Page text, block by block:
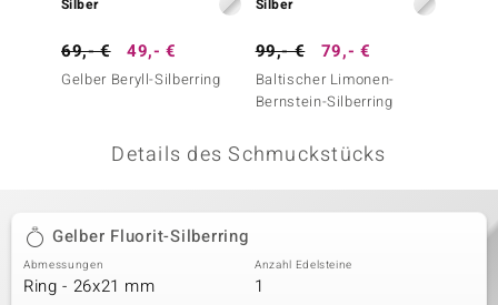
Silber
69,- € 49,- €
Gelber Beryll-Silberring
Silber
99,- € 79,- €
Baltischer Limonen-
Bernstein-Silberring
Details des Schmuckstücks
Gelber Fluorit-Silberring
Abmessungen
Ring - 26x21 mm
Anzahl Edelsteine
1